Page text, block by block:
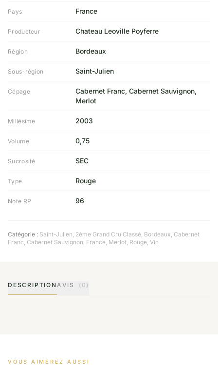
Pays France
Producteur Chateau Leoville Poyferre
Région Bordeaux
Sous-région Saint-Julien
Cépage
Cabernet Franc, Cabernet Sauvignon,
Merlot
Millésime 2003
Volume 0,75
Sucrosité SEC
Type Rouge
Note RP 96
Catégorie : Saint-Julien, 2ème Grand Cru Classé, Bordeaux, Cabernet
Franc, Cabernet Sauvignon, France, Merlot, Rouge, Vin
DESCRIPTION AVIS (0)
VOUS AIMEREZ AUSSI